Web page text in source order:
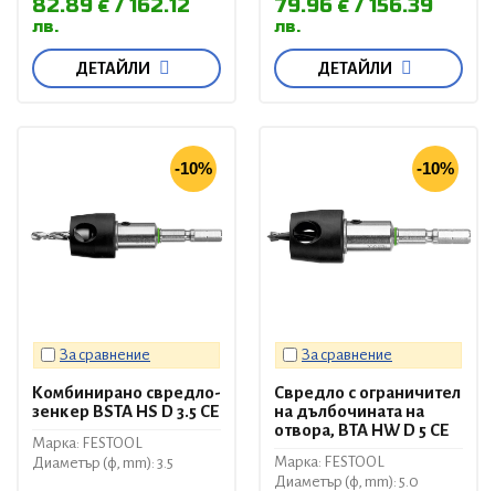
82.89 € 162.12
лв.
ДЕТАЙЛИ
79.96 € 156.39
лв.
ДЕТАЙЛИ
-10%
За сравнение
Комбинирано свредло-
зенкер BSTA HS D 3.5 CE
Марка: FESTOOL
Диаметър (ф, mm): 3.5
-10%
За сравнение
Свредло с ограничител
на дълбочината на
отвора, BTA HW D 5 CE
Марка: FESTOOL
Диаметър (ф, mm): 5.0